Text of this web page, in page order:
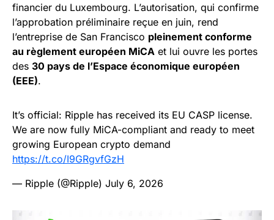
financier du Luxembourg. L’autorisation, qui confirme
l’approbation préliminaire reçue en juin, rend
l’entreprise de San Francisco pleinement conforme
au règlement européen MiCA et lui ouvre les portes
des 30 pays de l’Espace économique européen
(EEE).
It’s official: Ripple has received its EU CASP license.
We are now fully MiCA-compliant and ready to meet
growing European crypto demand
https://t.co/I9GRgvfGzH
— Ripple (@Ripple) July 6, 2026